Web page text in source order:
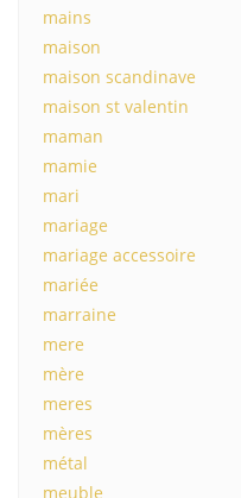
mains
maison
maison scandinave
maison st valentin
maman
mamie
mari
mariage
mariage accessoire
mariée
marraine
mere
mère
meres
mères
métal
meuble